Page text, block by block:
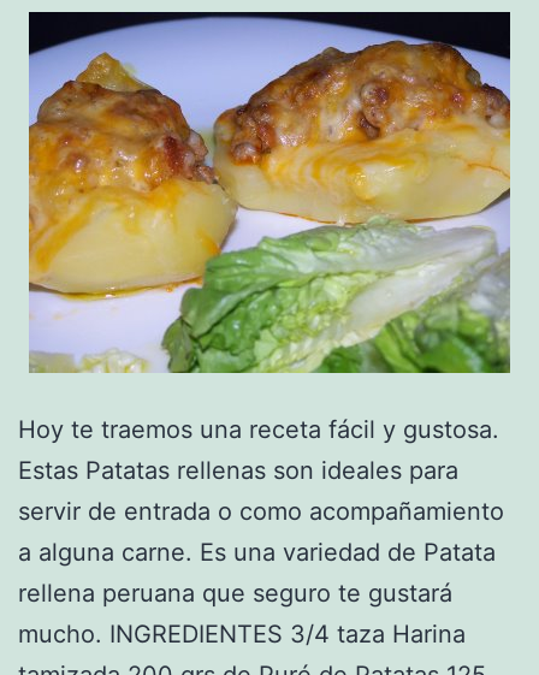
Hoy te traemos una receta fácil y gustosa.
Estas Patatas rellenas son ideales para
servir de entrada o como acompañamiento
a alguna carne. Es una variedad de Patata
rellena peruana que seguro te gustará
mucho. INGREDIENTES 3/4 taza Harina